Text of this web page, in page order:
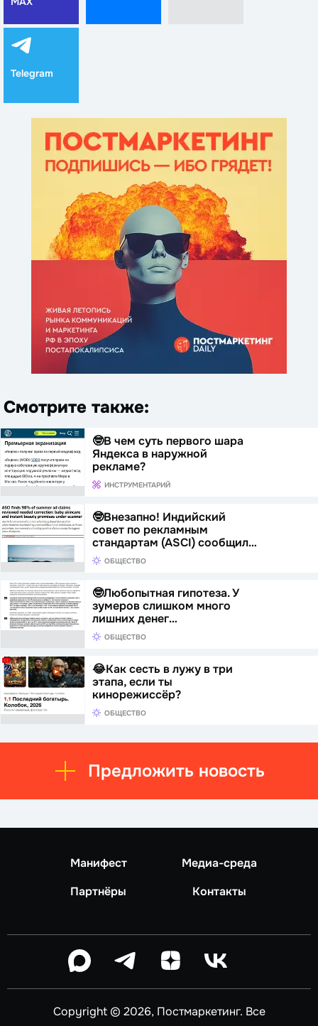
Telegram
Смотрите также:
🤓В чем суть первого шара
Яндекса в наружной
рекламе?
ИНСТРУМЕНТАРИЙ
🤓Внезапно! Индийский
совет по рекламным
стандартам (ASCI) сообщил…
ОБЩЕСТВО
🤓Любопытная гипотеза. У
зумеров слишком много
лишних денег…
ОБЩЕСТВО
😂Как сесть в лужу в три
этапа, если ты
кинорежиссёр?
ОБЩЕСТВО
Предложить новость
Манифест
Медиа-среда
Партнёры
Контакты
Copyright © 2026, Постмаркетинг. Все